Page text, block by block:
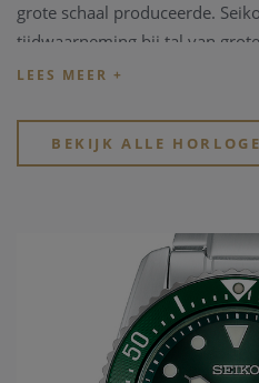
grote schaal produceerde.
tijdwaarneming bij tal van
waaronder de Olympische
Seiko maakt ondertussen
Prospex, Presage en Seiko 5.
BEKIJK ALLE